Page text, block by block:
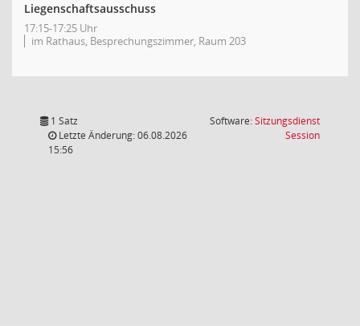
Liegenschaftsausschuss
17:15-17:25 Uhr
im Rathaus, Besprechungszimmer, Raum 203
1 Satz
Letzte Änderung: 06.08.2026
15:56
Software:Sitzungsdienst
Session(Wird in